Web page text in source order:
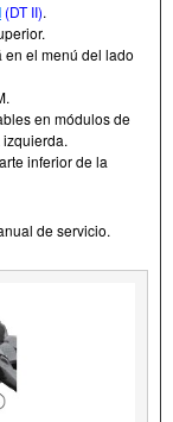
(DT II).
el menú del lado
en módulos de
inferior de la
de servicio.